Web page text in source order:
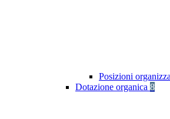
Posizioni
Dotazione organica 8